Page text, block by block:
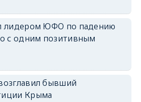
лидером ЮФО по падению
с одним позитивным
бывший
Крыма